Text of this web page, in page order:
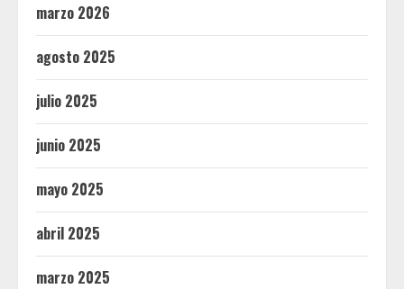
marzo 2026
agosto 2025
julio 2025
junio 2025
mayo 2025
abril 2025
marzo 2025